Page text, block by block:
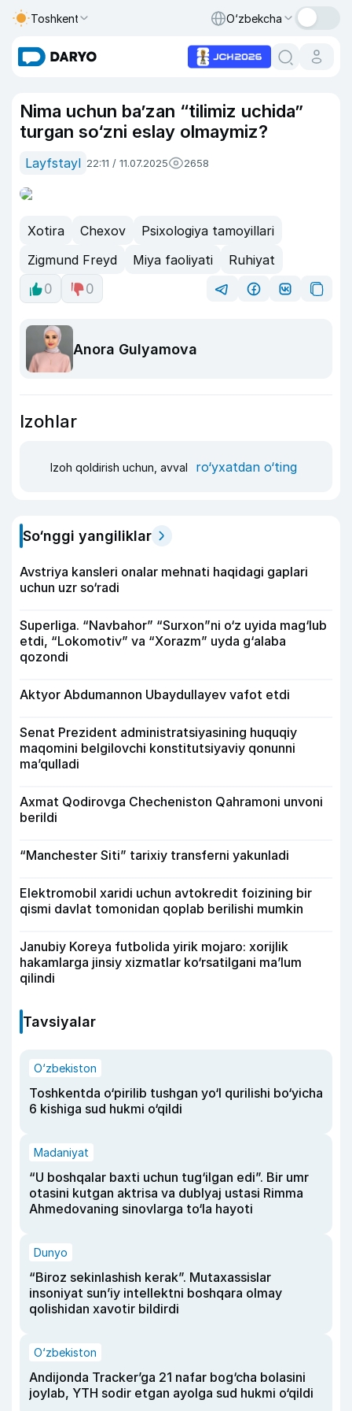
Toshkent O‘zbekcha
Nima uchun ba’zan “tilimiz uchida”
turgan so‘zni eslay olmaymiz?
Layfstayl 22:11 / 11.07.2025 2658
Xotira Chexov
Psixologiya tamoyillari
Zigmund Freyd
Miya faoliyati
Ruhiyat
0
0
Anora Gulyamova
Izohlar
Izoh qoldirish uchun, avval ro‘yxatdan o‘ting
So‘nggi yangiliklar
Avstriya kansleri onalar mehnati haqidagi gaplari
uchun uzr so‘radi
Superliga. “Navbahor” “Surxon”ni o‘z uyida mag‘lub
etdi, “Lokomotiv” va “Xorazm” uyda g‘alaba
qozondi
Aktyor Abdu­mannon Ubaydullayev vafot etdi
Senat Prezident administratsiyasining huquqiy
maqomini belgilovchi konstitutsiyaviy qonunni
ma’qulladi
Axmat Qodirovga Checheniston Qahramoni unvoni
berildi
“Manchester Siti” tarixiy transferni yakunladi
Elektromobil xaridi uchun avtokredit foizining bir
qismi davlat tomonidan qoplab berilishi mumkin
Janubiy Koreya futbolida yirik mojaro: xorijlik
hakamlarga jinsiy xizmatlar ko‘rsatilgani ma’lum
qilindi
Tavsiyalar
O‘zbekiston
Toshkentda o‘pirilib tushgan yo‘l qurilishi bo‘yicha
6 kishiga sud hukmi o‘qildi
Madaniyat
“U boshqalar baxti uchun tug‘ilgan edi”. Bir umr
otasini kutgan aktrisa va dublyaj ustasi Rimma
Ahmedovaning sinovlarga to‘la hayoti
Dunyo
“Biroz sekinlashish kerak”. Mutaxassislar
insoniyat sun’iy intellektni boshqara olmay
qolishidan xavotir bildirdi
O‘zbekiston
Andijonda Tracker’ga 21 nafar bog‘cha bolasini
joylab, YTH sodir etgan ayolga sud hukmi o‘qildi